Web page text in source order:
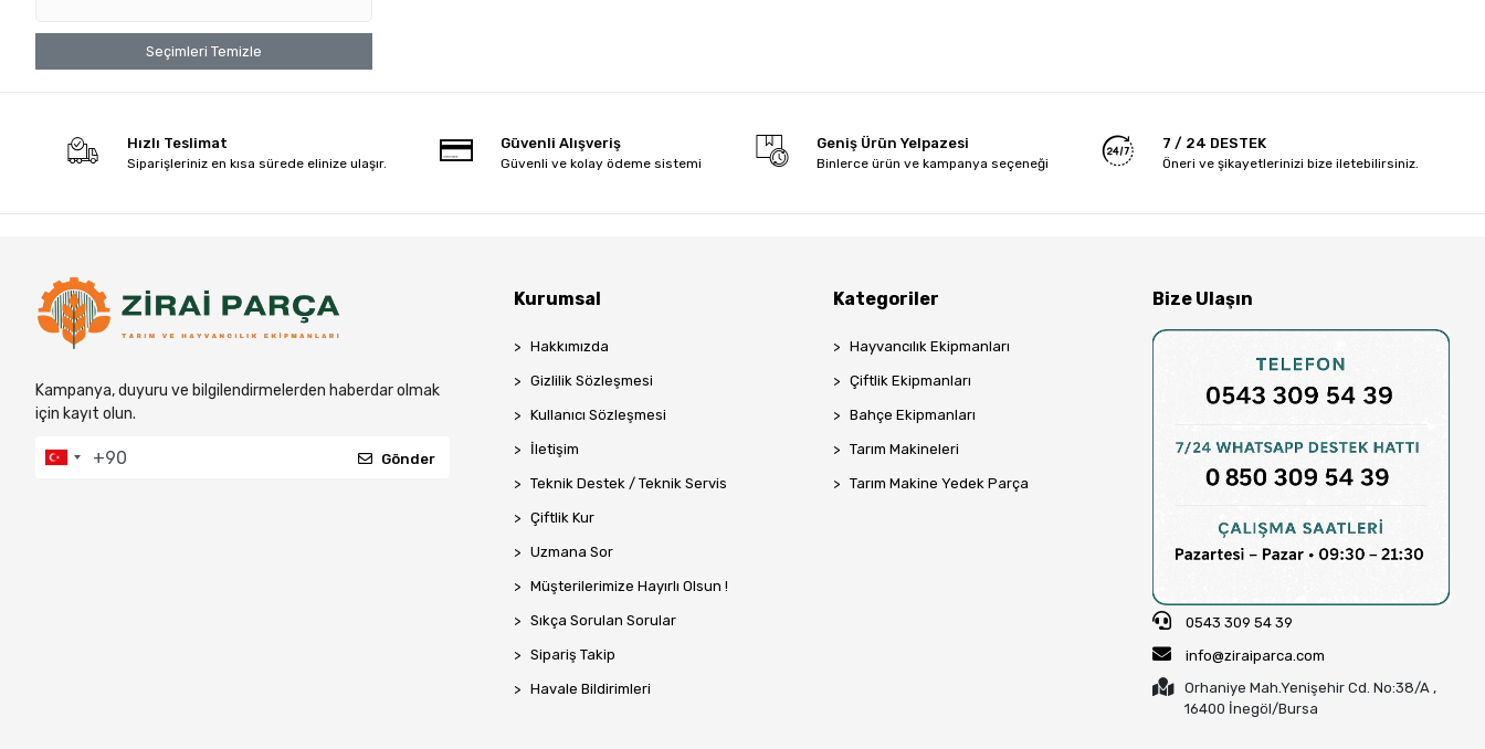
Seçimleri Temizle
Hızlı Teslimat
Siparişleriniz en kısa sürede elinize ulaşır.
Güvenli Alışveriş
Güvenli ve kolay ödeme sistemi
Geniş Ürün Yelpazesi
Binlerce ürün ve kampanya seçeneği
7 / 24 DESTEK
Öneri ve şikayetlerinizi bize iletebilirsiniz.
Kampanya, duyuru ve bilgilendirmelerden haberdar olmak
için kayıt olun.
Gönder
Kurumsal
Hakkımızda
Gizlilik Sözleşmesi
Kullanıcı Sözleşmesi
İletişim
Teknik Destek / Teknik Servis
Çiftlik Kur
Uzmana Sor
Müşterilerimize Hayırlı Olsun !
Sıkça Sorulan Sorular
Sipariş Takip
Havale Bildirimleri
Kategoriler
Hayvancılık Ekipmanları
Çiftlik Ekipmanları
Bahçe Ekipmanları
Tarım Makineleri
Tarım Makine Yedek Parça
Bize Ulaşın
0543 309 54 39
info@ziraiparca.com
Orhaniye Mah.Yenişehir Cd. No:38/A ,
16400 İnegöl/Bursa